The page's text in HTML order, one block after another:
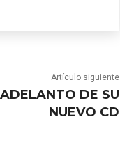
Artículo siguiente
DE SU
NUEVO CD